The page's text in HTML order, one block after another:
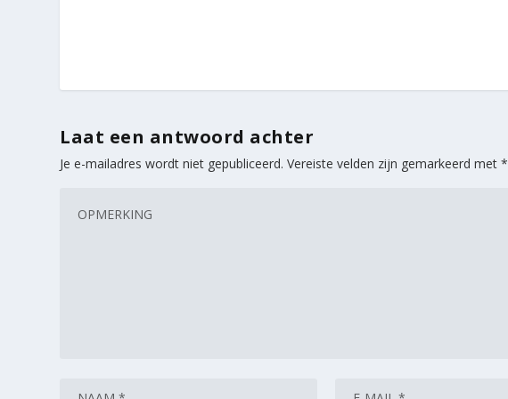
Laat een antwoord achter
Je e-mailadres wordt niet gepubliceerd. Vereiste velden zijn gemarkeerd met*